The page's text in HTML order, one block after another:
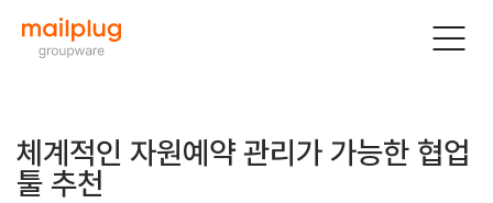
체계적인 자원예약 관리가 가능한 협업
툴 추천